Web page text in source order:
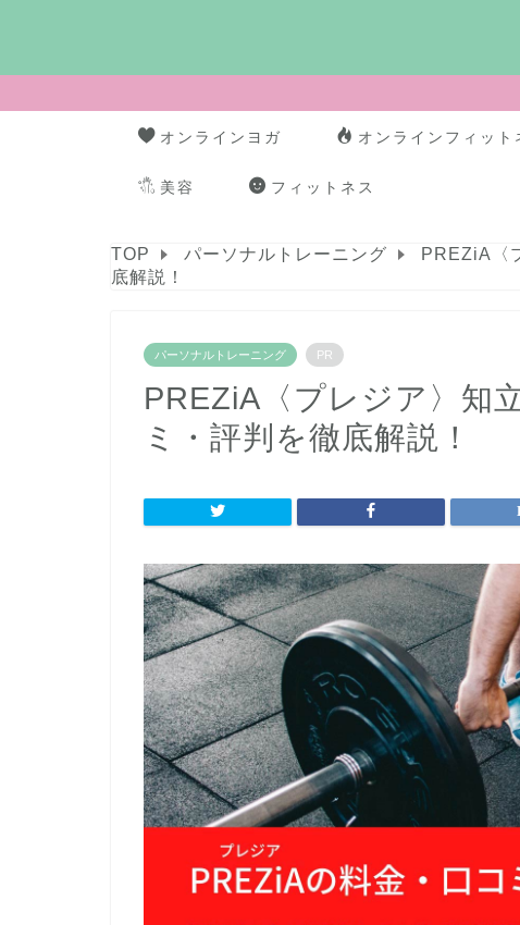
オンラインヨガ オンラインフィット
美容 フィットネス
TOP パーソナルトレーニング
PREZiA〈
底解説！
パーソナルトレーニング PR
PREZiA〈プレジア〉知
ミ・評判を徹底解説！